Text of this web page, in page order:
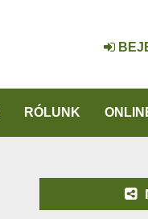
RÓLUNK